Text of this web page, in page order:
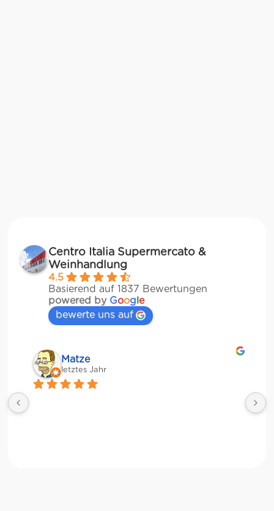
Centro Italia Supermercato &
Weinhandlung
4.5
Basierend auf 1837 Bewertungen
powered by Google
bewerte uns auf
Matze
letztes Jahr